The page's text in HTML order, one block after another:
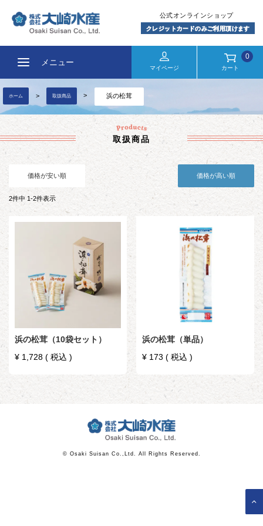
メニュー
マイページ カート
0
ホーム 取扱商品 浜の松茸
取扱商品
価格が安い順 価格が高い順
2件中 1 -2件表示
浜の松茸（10袋セット）
¥ 1,728 税込
浜の松茸（単品）
¥ 173 税込
© Osaki Suisan Co.,Ltd. All Rights Reserved.